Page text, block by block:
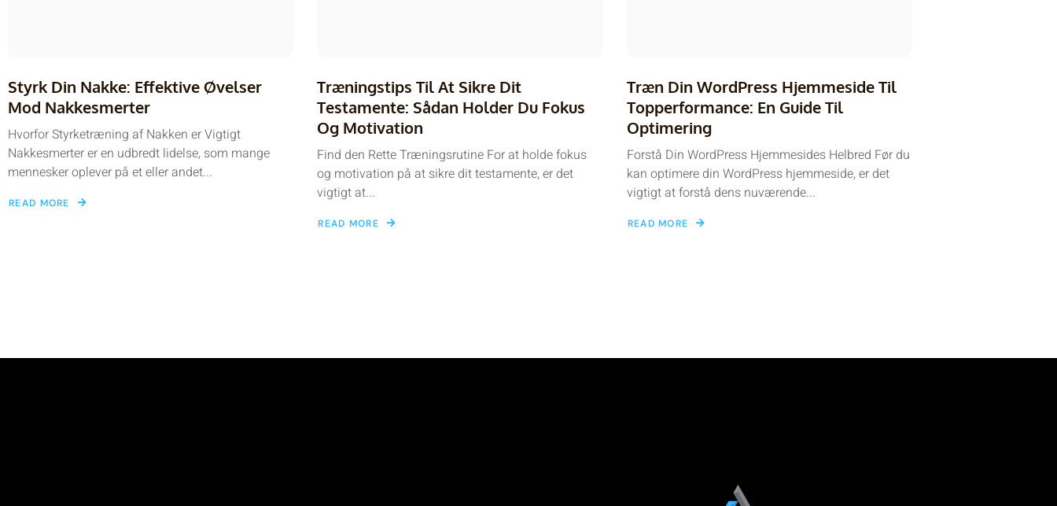
Styrk Din Nakke: Effektive Øvelser
Mod Nakkesmerter
Hvorfor Styrketræning af Nakken er Vigtigt
Nakkesmerter er en udbredt lidelse, som mange
mennesker oplever på et eller andet...
READ MORE
Træningstips Til At Sikre Dit
Testamente: Sådan Holder Du Fokus
Og Motivation
Find den Rette Træningsrutine For at holde fokus
og motivation på at sikre dit testamente, er det
vigtigt at...
READ MORE
Træn Din WordPress Hjemmeside Til
Topperformance: En Guide Til
Optimering
Forstå Din WordPress Hjemmesides Helbred Før du
kan optimere din WordPress hjemmeside, er det
vigtigt at forstå dens nuværende...
READ MORE